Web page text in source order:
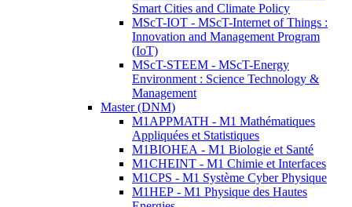
Smart Cities and Climate Policy
MScT-IOT - MScT-Internet of Things :
Innovation and Management Program
(IoT)
MScT-STEEM - MScT-Energy
Environment : Science Technology &
Management
Master (DNM)
M1APPMATH - M1 Mathématiques
Appliquées et Statistiques
M1BIOHEA - M1 Biologie et Santé
M1CHEINT - M1 Chimie et Interfaces
M1CPS - M1 Système Cyber Physique
M1HEP - M1 Physique des Hautes